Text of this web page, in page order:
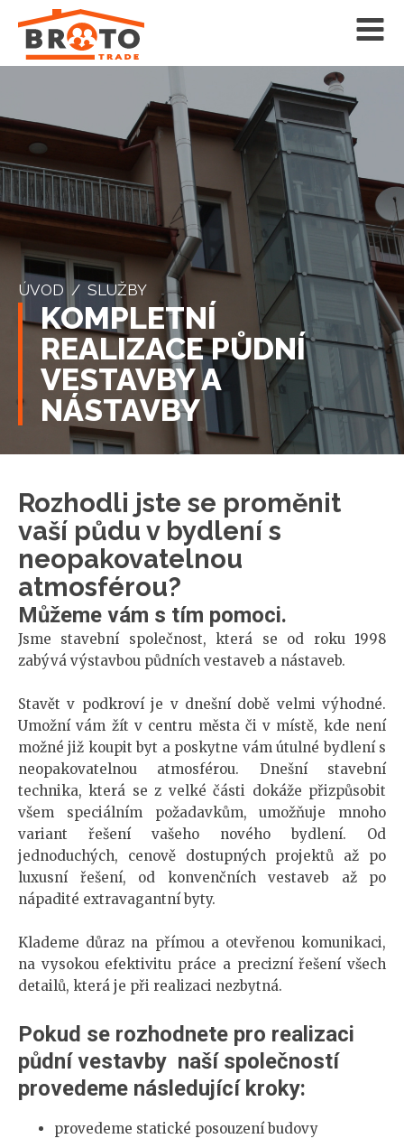
ÚVOD / SLUŽBY
KOMPLETNÍ
REALIZACE PŮDNÍ
VESTAVBY A
NÁSTAVBY
Rozhodli jste se proměnit
vaší půdu v bydlení s
neopakovatelnou
atmosférou?
Můžeme vám s tím pomoci.
Jsme stavební společnost, která se od roku 1998
zabývá výstavbou půdních vestaveb a nástaveb.
Stavět v podkroví je v dnešní době velmi výhodné.
Umožní vám žít v centru města či v místě, kde není
možné již koupit byt a poskytne vám útulné bydlení s
neopakovatelnou atmosférou. Dnešní stavební
technika, která se z velké části dokáže přizpůsobit
všem speciálním požadavkům, umožňuje mnoho
variant řešení vašeho nového bydlení. Od
jednoduchých, cenově dostupných projektů až po
luxusní řešení, od konvenčních vestaveb až po
nápadité extravagantní byty.
Klademe důraz na přímou a otevřenou komunikaci,
na vysokou efektivitu práce a precizní řešení všech
detailů, která je při realizaci nezbytná.
Pokud se rozhodnete pro realizaci
půdní vestavby  naší společností
provedeme statické posouzení budovy